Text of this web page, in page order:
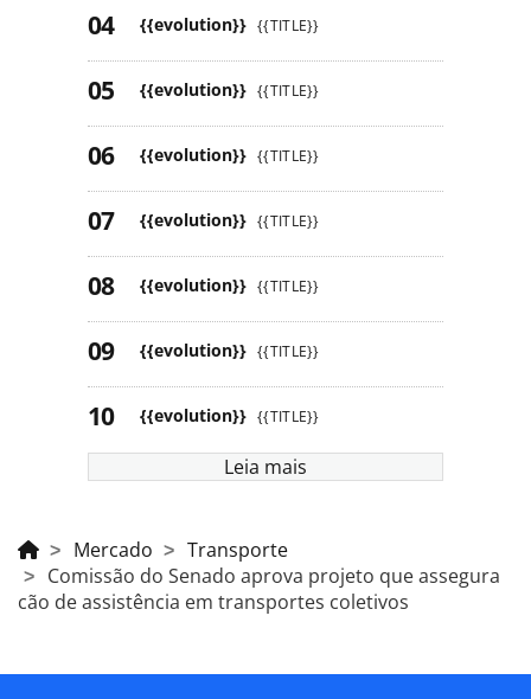
{{evolution}} {{TITLE}}
{{evolution}} {{TITLE}}
{{evolution}} {{TITLE}}
{{evolution}} {{TITLE}}
{{evolution}} {{TITLE}}
{{evolution}} {{TITLE}}
{{evolution}} {{TITLE}}
Leia mais
Mercado
Transporte
Comissão do Senado aprova projeto que assegura
cão de assistência em transportes coletivos